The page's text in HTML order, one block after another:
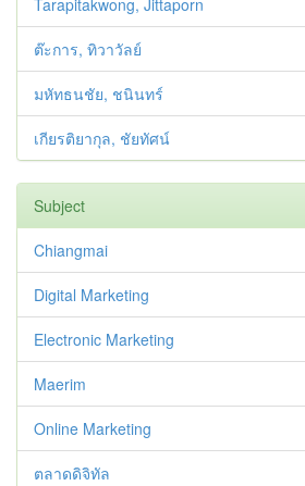
Tarapitakwong, Jittaporn
ต๊ะการ, ทิวาวัลย์
มหัทธนชัย, ชนินทร์
เกียรติยากุล, ชัยทัศน์
Subject
Chiangmai
Digital Marketing
Electronic Marketing
Maerim
Online Marketing
ตลาดดิจิทัล